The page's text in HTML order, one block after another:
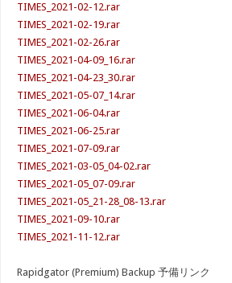
TIMES_2021-02-12.rar
TIMES_2021-02-19.rar
TIMES_2021-02-26.rar
TIMES_2021-04-09_16.rar
TIMES_2021-04-23_30.rar
TIMES_2021-05-07_14.rar
TIMES_2021-06-04.rar
TIMES_2021-06-25.rar
TIMES_2021-07-09.rar
TIMES_2021-03-05_04-02.rar
TIMES_2021-05_07-09.rar
TIMES_2021-05_21-28_08-13.rar
TIMES_2021-09-10.rar
TIMES_2021-11-12.rar
Rapidgator (Premium) Backup 予備リンク